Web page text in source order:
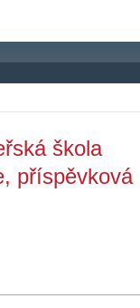
škola
příspěvková